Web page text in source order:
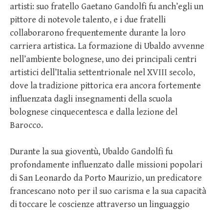
artisti: suo fratello Gaetano Gandolfi fu anch’egli un
pittore di notevole talento, e i due fratelli
collaborarono frequentemente durante la loro
carriera artistica. La formazione di Ubaldo avvenne
nell’ambiente bolognese, uno dei principali centri
artistici dell’Italia settentrionale nel XVIII secolo,
dove la tradizione pittorica era ancora fortemente
influenzata dagli insegnamenti della scuola
bolognese cinquecentesca e dalla lezione del
Barocco.
Durante la sua gioventù, Ubaldo Gandolfi fu
profondamente influenzato dalle missioni popolari
di San Leonardo da Porto Maurizio, un predicatore
francescano noto per il suo carisma e la sua capacità
di toccare le coscienze attraverso un linguaggio